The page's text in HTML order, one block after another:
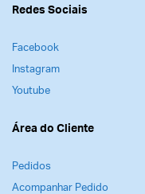
Redes Sociais
Facebook
Instagram
Youtube
Área do Cliente
Pedidos
Acompanhar Pedido